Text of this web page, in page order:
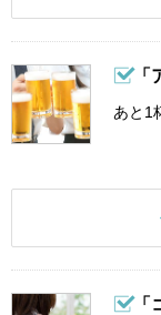
「
あと1
「